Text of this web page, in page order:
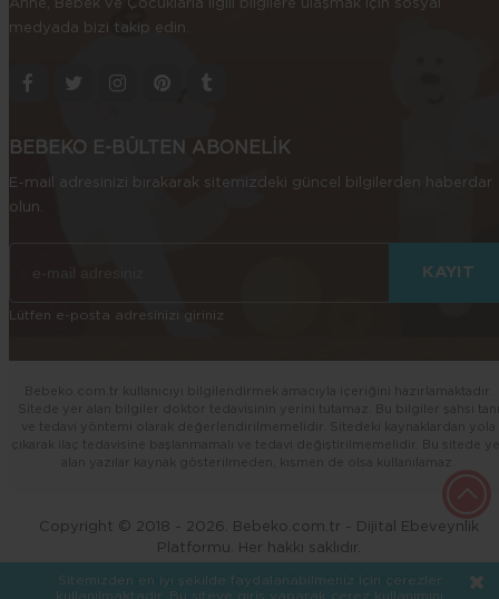
Anne, Bebek ve Çocuklarla ilgili bilgilere ulaşmak için sosyal
medyada bizi takip edin.
BEBEKO E-BÜLTEN ABONELİK
E-mail adresinizi bırakarak sitemizdeki güncel bilgilerden haberdar
olun.
Lütfen e-posta adresinizi giriniz
Bebeko.com.tr kullanıcıyı bilgilendirmek amacıyla içeriğini hazırlamaktadır.
Sitede yer alan bilgiler doktor tedavisinin yerini tutamaz. Bu bilgiler şahsi tanı
ve tedavi yöntemi olarak değerlendirilmemelidir. Sitedeki kaynaklardan yola
çıkarak ilaç tedavisine başlanmamalı ve tedavi değiştirilmemelidir. Bu sitede
alan yazılar kaynak gösterilmeden, kısmen de olsa kullanılamaz.
Copyright © 2018 - 2026. Bebeko.com.tr - Dijital Ebeveynlik
Platformu. Her hakkı saklıdır.
kankacard.com Diş Kliniği Web Tasarım
Sitemizden en iyi şekilde faydalanabilmeniz için çerezler
kullanılmaktadır. Bu siteye giriş yaparak çerez kullanımını